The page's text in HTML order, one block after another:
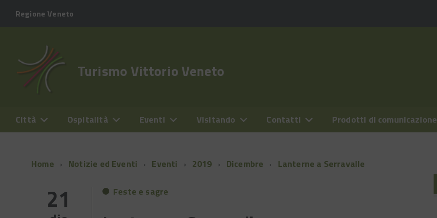
Regione Veneto
Turismo Vittorio Veneto
Città Ospitalità Eventi Visitando Contatti Prodotti di comunicazione
Home Notizie ed Eventi Eventi 2019 Dicembre Lanterne a Serravalle
21 Feste e sagre